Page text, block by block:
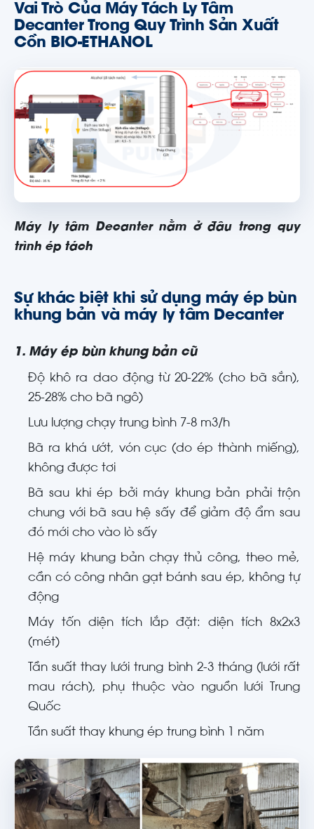
Vai Trò Của Máy Tách Ly Tâm
Decanter Trong Quy Trình Sản Xuất
Cồn BIO-ETHANOL
Máy ly tâm Decanter nằm ở đâu trong quy
trình ép tách
Sự khác biệt khi sử dụng máy ép bùn
khung bản và máy ly tâm Decanter
1. Máy ép bùn khung bản cũ
Độ khô ra dao động từ 20-22% (cho bã sắn),
25-28% cho bã ngô)
Lưu lượng chạy trung bình 7-8 m3/h
Bã ra khá ướt, vón cục (do ép thành miếng),
không được tơi
Bã sau khi ép bởi máy khung bản phải trộn
chung với bã sau hệ sấy để giảm độ ẩm sau
đó mới cho vào lò sấy
Hệ máy khung bản chạy thủ công, theo mẻ,
cần có công nhân gạt bánh sau ép, không tự
động
Máy tốn diện tích lắp đặt: diện tích 8x2x3
(mét)
Tần suất thay lưới trung bình 2-3 tháng (lưới rất
mau rách), phụ thuộc vào nguồn lưới Trung
Quốc
Tần suất thay khung ép trung bình 1 năm